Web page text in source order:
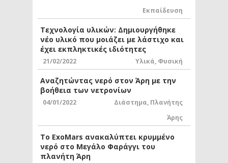
Εκπαίδευση
Τεχνολογία υλικών: Δημιουργήθηκε
νέο υλικό που μοιάζει με λάστιχο και
έχει εκπληκτικές ιδιότητες
21/02/2022 Υλικά, Φυσική
Αναζητώντας νερό στον Άρη με την
βοήθεια των νετρονίων
04/01/2022 Διάστημα, Πλανήτης
Άρης
Το ExoMars ανακαλύπτει κρυμμένο
νερό στο Μεγάλο Φαράγγι του
πλανήτη Άρη